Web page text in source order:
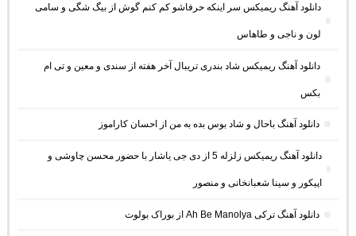
دانلود آهنگ ریمیکس سر اینکه حرفاشو کم کنم گوش از بیگ شگی و سامی
لون و ناجی و طاهاس
دانلود آهنگ ریمیکس شاد بندری تریبال آخر هفته از سندی و معین و تی ام
بکس
دانلود آهنگ باحال و شاد بوس بده به من از احسان کاراموز
دانلود آهنگ ریمیکس زلزله 5 از دی جی یاشار با حضور محسن چاوشی و
اپیکور و سینا شعبانخانی و منصور
دانلود آهنگ ترکی Ah Be Manolya از بوراک بولوت